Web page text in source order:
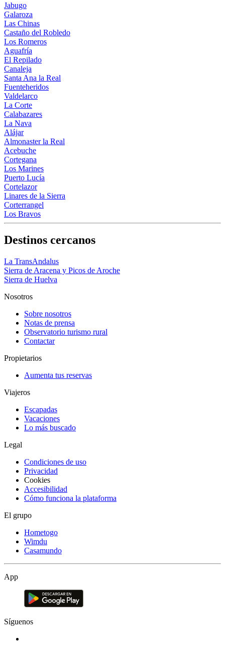
Jabugo
Galaroza
Las Chinas
Castaño del Robledo
Los Romeros
Aguafría
El Repilado
Canaleja
Santa Ana la Real
Fuenteheridos
Valdelarco
La Corte
Calabazares
La Nava
Alájar
Almonaster la Real
Acebuche
Cortegana
Los Marines
Puerto Lucía
Cortelazor
Linares de la Sierra
Corterrangel
Los Bravos
Destinos cercanos
La TransAndalus
Sierra de Aracena y Picos de Aroche
Sierra de Huelva
Nosotros
Sobre nosotros
Notas de prensa
Observatorio turismo rural
Contactar
Propietarios
Aumenta tus reservas
Viajeros
Escapadas
Vacaciones
Lo más buscado
Legal
Condiciones de uso
Privacidad
Cookies
Accesibilidad
Cómo funciona la plataforma
El grupo
Hometogo
Wimdu
Casamundo
App
Síguenos